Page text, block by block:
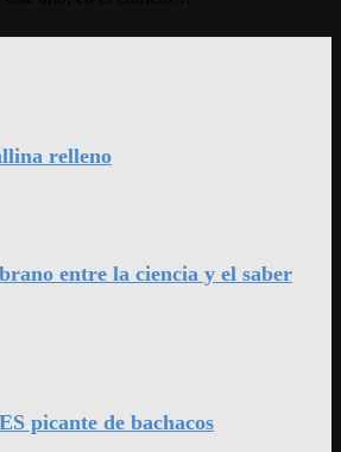
relleno
entre la ciencia y el saber
picante de bachacos